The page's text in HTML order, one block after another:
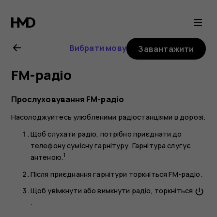
Посібник
користувача
Nokia
8.1
Вибрати мову Завантажити
FM-радіо
Прослуховування FM-радіо
Насолоджуйтесь улюбленими радіостанціями в дорозі.
Щоб слухати радіо, потрібно приєднати до
телефону сумісну гарнітуру. Гарнітура слугує
антеною.1
Після приєднання гарнітури торкнітьсяFM-радіо .
Щоб увімкнути або вимкнути радіо, торкніться power_settings_new
.